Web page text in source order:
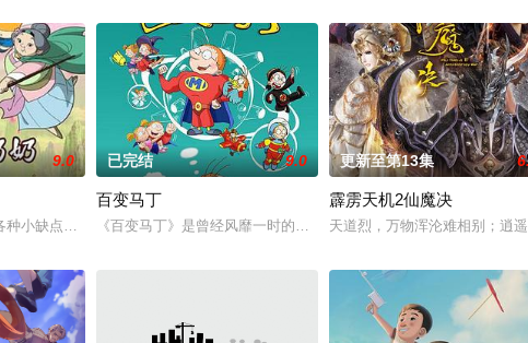
第二季于2022年2月4日登陆少儿频道播出。相比第一季以孩
9.0
小缺点的孩子为救父母，在故事奶奶的教导下，克服困难，打败了波波头的邪恶
已完结 9.0
百变马丁
《百变马丁》是曾经风靡一时的电视动画片《马丁的早晨》的续集
更新至第13集
霹雳天机2仙魔决
天道烈，万物浑沦难相别；逍